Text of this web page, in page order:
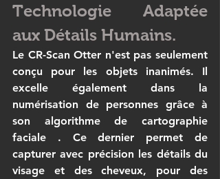
Technologie Adaptée
aux Détails Humains.
Le CR-Scan Otter n'est pas seulement
conçu pour les objets inanimés. Il
numérisation de personnes grâce à
son algorithme de cartographie
faciale . Ce dernier permet de
capturer avec précision les détails du